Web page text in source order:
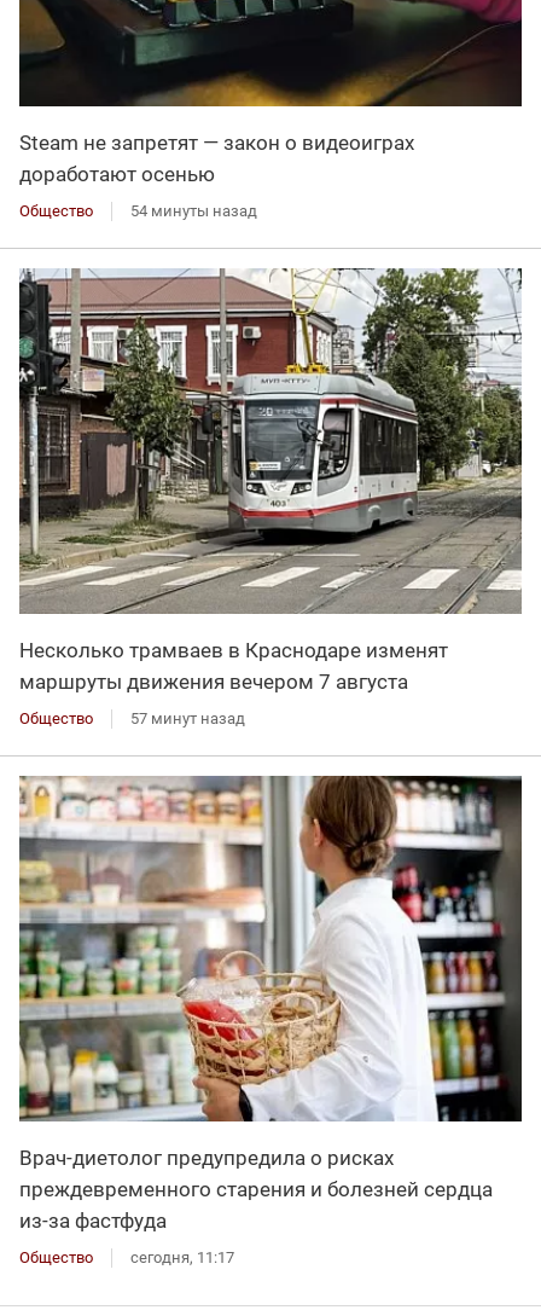
Steam не запретят — закон о видеоиграх
доработают осенью
Общество 54 минуты назад
Несколько трамваев в Краснодаре изменят
маршруты движения вечером 7 августа
Общество 57 минут назад
Врач-диетолог предупредила о рисках
преждевременного старения и болезней сердца
из-за фастфуда
Общество сегодня, 11:17